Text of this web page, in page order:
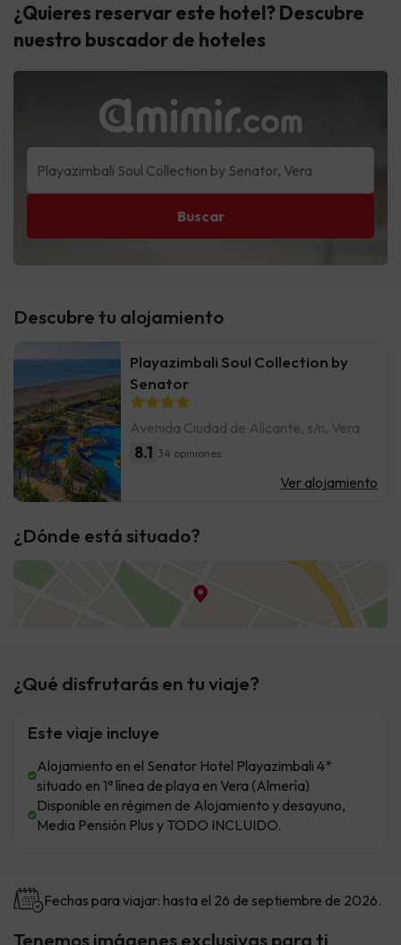
Descubre tu alojamiento
Playazimbali Soul Collection by
Senator
Avenida Ciudad de Alicante, s/n, Vera
8.1 34 opiniones
Ver alojamiento
¿Dónde está situado?
¿Qué disfrutarás en tu viaje?
Este viaje incluye
Alojamiento en el Senator Hotel Playazimbali 4*
situado en 1ª línea de playa en Vera (Almería)
Disponible en régimen de Alojamiento y desayuno,
Media Pensión Plus y TODO INCLUIDO.
Fechas para viajar: hasta el 26 de septiembre de 2026.
Tenemos imágenes exclusivas para ti
¿Quieres reservar este hotel? Descubre
nuestro buscador de hoteles
Buscar